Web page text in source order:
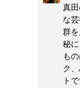
真
な
群
秘
も
ク
トで